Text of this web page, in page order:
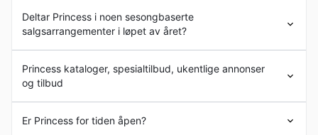
de største forhandlerne av boligtekstiler og interiør i
Norge. Selskapet driver et nettverk av mer enn 150
butikker over hele landet.
Du finnerPrincess -butikker i Agder, Innlandet, More og
Romsdal, Nordland, Oslo, Rogaland, Trons og Finnmark,
Trøndelag, Vestfold og Telemark, Vestland og The Cove.
Deltar Princess i noen sesongbaserte
salgsarrangementer i løpet av året?
salgshendelser gjennom hele året for å gi deg de beste
tilbudene. Som en ledende forhandler av interiør og
hjemmeartikler i Norge, følger Princess viktige
salgsperioder som Vårsalg, Sommersalg, Tilbake til
skolen-tilbud, høsttilbud og Vinterkalas. I tillegg kan du
Princess kataloger, spesialtilbud, ukentlige annonser
og tilbud
Selskapet har hovedkontor i Ski i Akershus og driver
Er Princess for tiden åpen?